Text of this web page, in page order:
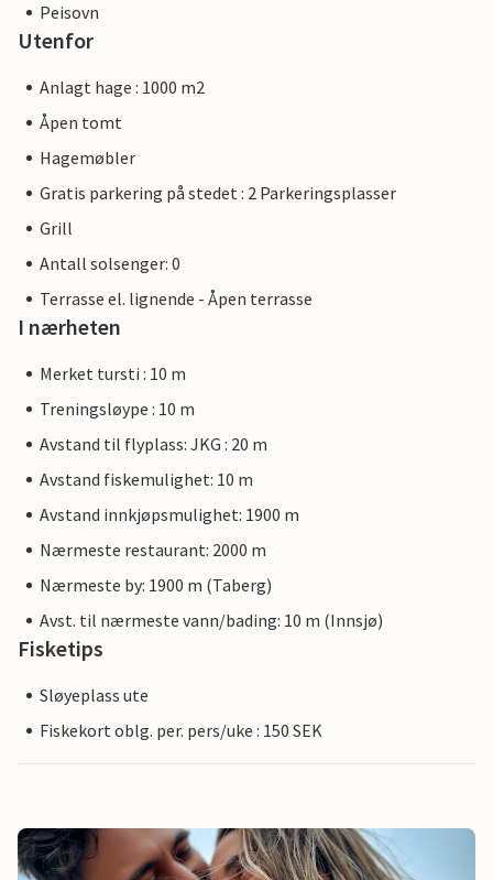
Peisovn
Utenfor
Anlagt hage : 1000 m2
Åpen tomt
Hagemøbler
Gratis parkering på stedet : 2 Parkeringsplasser
Grill
Antall solsenger: 0
Terrasse el. lignende - Åpen terrasse
I nærheten
Merket tursti : 10 m
Treningsløype : 10 m
Avstand til flyplass: JKG : 20 m
Avstand fiskemulighet: 10 m
Avstand innkjøpsmulighet: 1900 m
Nærmeste restaurant: 2000 m
Nærmeste by: 1900 m (Taberg)
Avst. til nærmeste vann/bading: 10 m (Innsjø)
Fisketips
Sløyeplass ute
Fiskekort oblg. per. pers/uke : 150 SEK